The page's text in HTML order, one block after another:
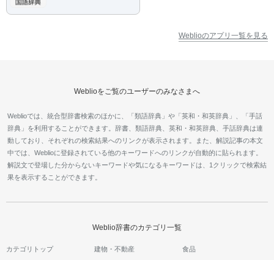
Weblioのアプリ一覧を見る
Weblioをご覧のユーザーのみなさまへ
Weblioでは、統合型辞書検索のほかに、「類語辞典」や「英和・和英辞典」、「手話
辞典」を利用することができます。辞書、類語辞典、英和・和英辞典、手話辞典は連
動しており、それぞれの検索結果へのリンクが表示されます。また、解説記事の本文
中では、Weblioに登録されている他のキーワードへのリンクが自動的に貼られます。
解説文で登場した分からないキーワードや気になるキーワードは、1クリックで検索結
果を表示することができます。
Weblio辞書のカテゴリ一覧
カテゴリトップ 建物・不動産 食品